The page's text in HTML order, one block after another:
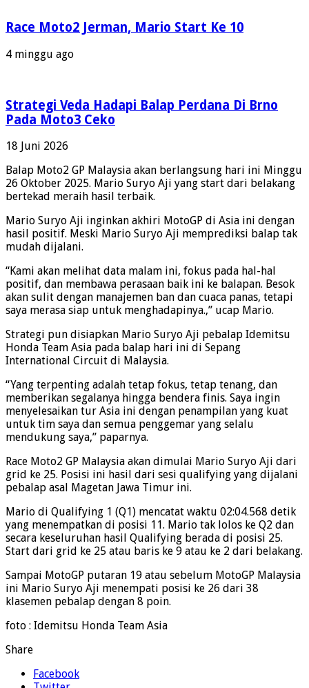
Race Moto2 Jerman, Mario Start Ke 10
4 minggu ago
Strategi Veda Hadapi Balap Perdana Di Brno
Pada Moto3 Ceko
18 Juni 2026
Balap Moto2 GP Malaysia akan berlangsung hari ini Minggu
26 Oktober 2025. Mario Suryo Aji yang start dari belakang
bertekad meraih hasil terbaik.
Mario Suryo Aji inginkan akhiri MotoGP di Asia ini dengan
hasil positif. Meski Mario Suryo Aji memprediksi balap tak
mudah dijalani.
“Kami akan melihat data malam ini, fokus pada hal-hal
positif, dan membawa perasaan baik ini ke balapan. Besok
akan sulit dengan manajemen ban dan cuaca panas, tetapi
saya merasa siap untuk menghadapinya.,” ucap Mario.
Strategi pun disiapkan Mario Suryo Aji pebalap Idemitsu
Honda Team Asia pada balap hari ini di Sepang
International Circuit di Malaysia.
“Yang terpenting adalah tetap fokus, tetap tenang, dan
memberikan segalanya hingga bendera finis. Saya ingin
menyelesaikan tur Asia ini dengan penampilan yang kuat
untuk tim saya dan semua penggemar yang selalu
mendukung saya,” paparnya.
Race Moto2 GP Malaysia akan dimulai Mario Suryo Aji dari
grid ke 25. Posisi ini hasil dari sesi qualifying yang dijalani
pebalap asal Magetan Jawa Timur ini.
Mario di Qualifying 1 (Q1) mencatat waktu 02:04.568 detik
yang menempatkan di posisi 11. Mario tak lolos ke Q2 dan
secara keseluruhan hasil Qualifying berada di posisi 25.
Start dari grid ke 25 atau baris ke 9 atau ke 2 dari belakang.
Sampai MotoGP putaran 19 atau sebelum MotoGP Malaysia
ini Mario Suryo Aji menempati posisi ke 26 dari 38
klasemen pebalap dengan 8 poin.
foto : Idemitsu Honda Team Asia
Share
Facebook